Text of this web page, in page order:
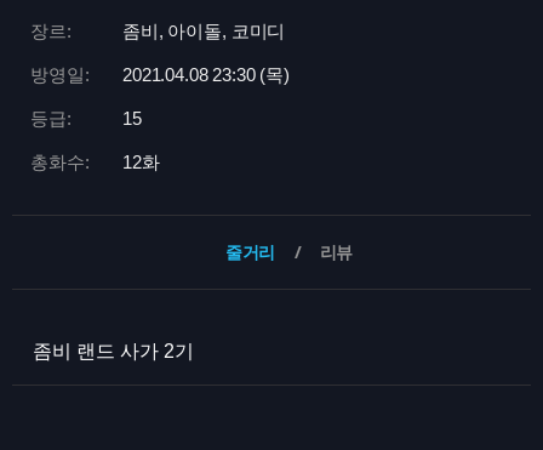
장르: 좀비, 아이돌, 코미디
방영일: 2021.04.08 23:30 (목)
등급: 15
총화수: 12화
줄거리 리뷰
좀비 랜드 사가 2기